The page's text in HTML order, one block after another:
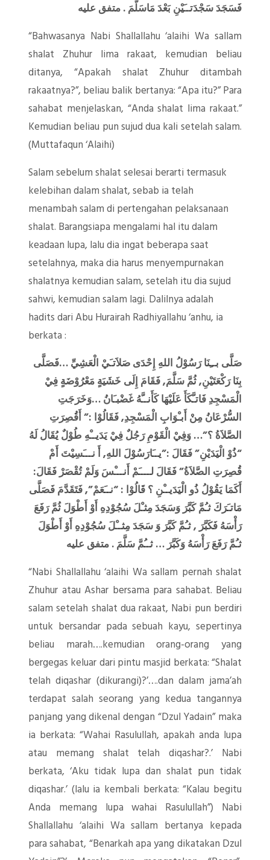
فَسَجَدَ سَجْدَتــَيْنِ بَعْدَ مَاسَلَّمَ . متفق عليه
“Bahwasanya Nabi Shallallahu ‘alaihi Wa sallam
shalat Zhuhur lima rakaat, kemudian beliau
ditanya, “Apakah shalat Zhuhur ditambah
rakaatnya?”, beliau balik bertanya: “Apa itu?” Para
sahabat menjelaskan, “Anda shalat lima rakaat.”
Kemudian beliau pun sujud dua kali setelah salam.
(Muttafaqun ‘Alaihi)
Salam sebelum shalat selesai berarti termasuk
kelebihan dalam shalat, sebab ia telah
menambah salam di pertengahan pelaksanaan
shalat. Barangsiapa mengalami hal itu dalam
keadaan lupa, lalu dia ingat beberapa saat
setelahnya, maka dia harus menyempurnakan
shalatnya kemudian salam, setelah itu dia sujud
sahwi, kemudian salam lagi. Dalilnya adalah
hadits dari Abu Hurairah Radhiyallahu ‘anhu, ia
berkata :
صَلَّى بــِنَا رَسُوْلُ اللهِ إِحْدَى صَلاَتـَيْ الْعَشِيِّ …فَصَلَّى
بِنَا رَكْعَتَيْنِ, ثُمَّ سَلَّمَ, فَقَامَ إِلَى خَشَيَةٍ مَعْرُوْضَةٍ فِيْ
الْمَسْجِدِ فَاتـَّكَأَ عَلَيْهَا كَأَنــَّهُ غَضْبـَانُ …وَخَرَجَتِ
السُّرْعَانُ مِنْ أَبـْوَابِ الْمَسْجِدِ, فَقَالُوْا :” أَقُصِرَتِ
الصَّلاَةُ ؟”… وَفِيْ الْقَوْمِ رَجُلٌ فِيْ يَدَيــْهِ طُوْلٌ يُقَالُ لَهُ
“ذُوْ الْيَدَيْنِ” فَقَالَ :”يــَارَسُوْلَ اللهِ, أَ نـــَسِيْتَ أَمْ
قُصِرَتِ الصَّلاَةُ” فَقَالَ لــــَمْ أَنـــْسَ وَلَمْ تُقْصَرْ فَقَالَ:
أَكَمَا يَقُوْلُ ذُو الْيَدَيــْنِ ؟ قَالُوْا : “نــَعَمْ”, فَتَقَدَّمَ فَصَلَّى
مَاتـَرَكَ ثـُمَّ كَبَّرَ وَسَجَدَ مِثـْلَ سُجُوْدِهِ أَوْ أَطْوَلَ ثُمَّ رَفَعَ
رَأْسَهُ فَكَبَّرَ , ثـُمَّ كَبَّرَ وَ سَجَدَ مِثــْلَ سُجُوْدِهِ أَوْ أَطْوَلَ
ثـُمَّ رَفَعَ رَأْسَهُ وَكَبَّرَ … ثــُمَّ سَلَّمَ . متفق عليه
“Nabi Shallallahu ‘alaihi Wa sallam pernah shalat
Zhuhur atau Ashar bersama para sahabat. Beliau
salam setelah shalat dua rakaat, Nabi pun berdiri
untuk bersandar pada sebuah kayu, sepertinya
beliau marah….kemudian orang-orang yang
bergegas keluar dari pintu masjid berkata: “Shalat
telah diqashar (dikurangi)?’….dan dalam jama’ah
terdapat salah seorang yang kedua tangannya
panjang yang dikenal dengan “Dzul Yadain” maka
ia berkata: “Wahai Rasulullah, apakah anda lupa
atau memang shalat telah diqashar?.’ Nabi
berkata, ‘Aku tidak lupa dan shalat pun tidak
diqashar.’ (lalu ia kembali berkata: “Kalau begitu
Anda memang lupa wahai Rasulullah”) Nabi
Shallallahu ‘alaihi Wa sallam bertanya kepada
para sahabat, “Benarkah apa yang dikatakan Dzul